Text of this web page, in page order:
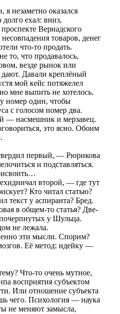
я незаметно оказался
ехал: вниз,
Вернадского
товаров, денег
что-то продать.
то, что продавалось,
везде рынок или
дают. Давали креплёный
мой кейс потяжелел
мне выпить не хотелось.
номер один, чтобы
с голосом номер два.
— насмешник и мерзавец.
это ясно. Обоим
первый, — Рюрикова
и подставляться.
второй, — где тут
Кто читал статью?
текст у аспиранта? Бред.
в общем-то статья? Две-
у Шульца.
не лежала.
эти мысли. Спорим?
Её метод: идейку —
Что-то очень мутное,
восприятия субъектом
Или отношение субъекта
чего. Психология — наука
не меняют замысла,